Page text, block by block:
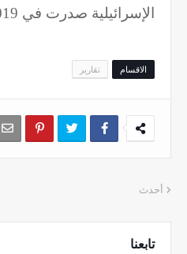
الإسرائيلية صدرت في 2019.
الاقسام تقارير
أحدث
تابعنا